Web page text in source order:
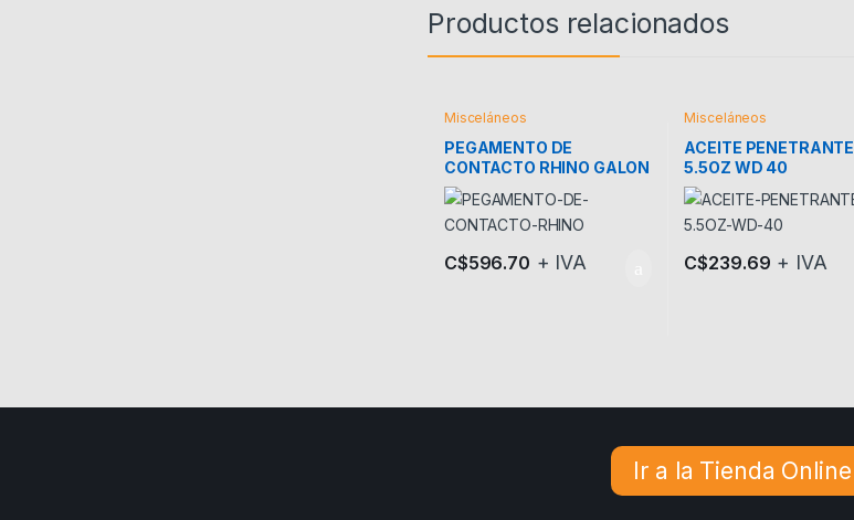
Productos relacionados
Misceláneos
PEGAMENTO DE
CONTACTO RHINO GALON
FUTEC
C$596.70 + IVA
Misceláneos
ACEITE PENETRANTE
5.5OZ WD 40
C$239.69 + IVA
Ir a la Tienda Online